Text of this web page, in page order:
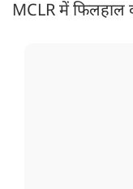
MCLR में फिलहाल